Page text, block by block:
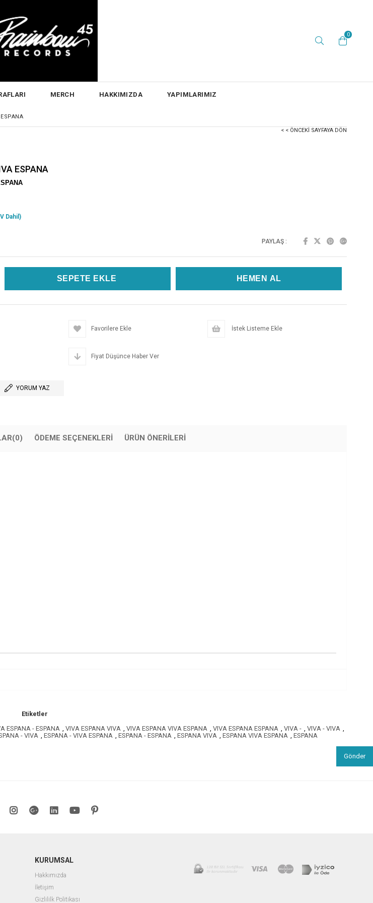
0
MERCH HAKKIMIZDA YAPIMLARIMIZ
< < ÖNCEKI SAYFAYA DÖN
ESPANA
Dahil)
PAYLAŞ :
Favorilere Ekle İstek Listeme Ekle
Fiyat Düşünce Haber Ver
YORUM YAZ
(0) ÖDEME SEÇENEKLERI ÜRÜN ÖNERILERI
Etiketler
ESPANA - ESPANA , VIVA ESPANA VIVA , VIVA ESPANA VIVA ESPANA , VIVA ESPANA ESPANA , VIVA - , VIVA - VIVA ,
- VIVA , ESPANA - VIVA ESPANA , ESPANA - ESPANA , ESPANA VIVA , ESPANA VIVA ESPANA , ESPANA
Gönder
KURUMSAL
Hakkımızda
İletişim
Gizlililk Politikası